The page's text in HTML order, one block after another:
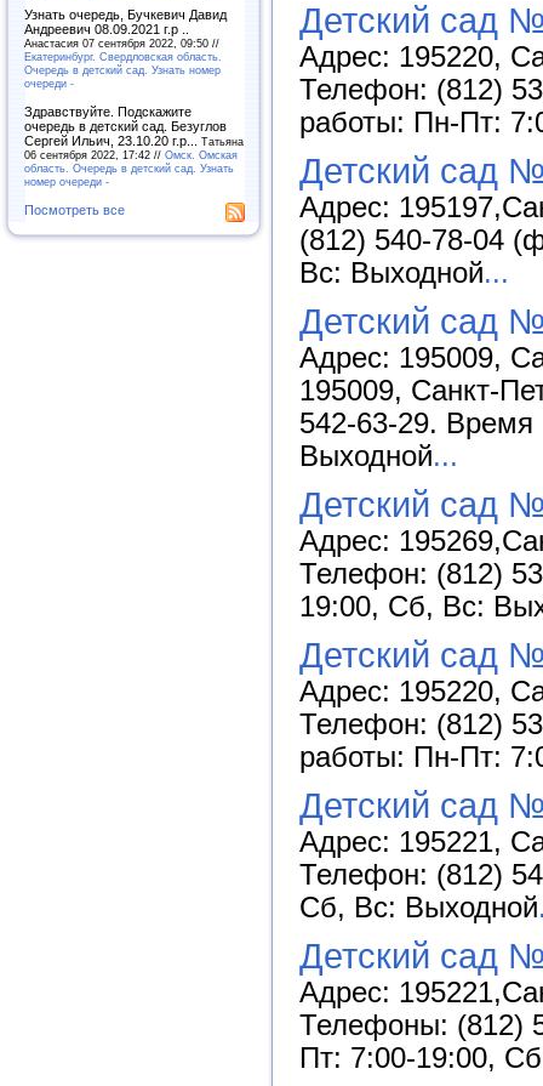
Узнать очередь, Бучкевич Давид
Андреевич 08.09.2021 г.р ..
Анастасия 07 сентября 2022, 09:50 //
Екатеринбург. Свердловская область.
Очередь в детский сад. Узнать номер
очереди -
Здравствуйте. Подскажите
очередь в детский сад. Безуглов
Сергей Ильич, 23.10.20 г.р... Татьяна
06 сентября 2022, 17:42 // Омск. Омская
область. Очередь в детский сад. Узнать
номер очереди -
Посмотреть все
Детский сад
Адрес: 195220,
Телефон: (812)
работы: Пн-Пт:
Детский сад
Адрес:
(812) 540-78-04
Вс: Выходной...
Детский сад
Адрес: 195009,
195009, Санкт-
542-63-29.
Выходной...
Детский сад
Адрес:
Телефон: (812)
19:00, Сб, Вс:
Детский сад
Адрес: 195220,
Телефон: (812)
работы: Пн-Пт:
Детский сад
Адрес: 195221,
Телефон: (812)
Сб, Вс: Выходной
Детский сад
Адрес:
Телефоны: (812)
Пт: 7:00-19:00,